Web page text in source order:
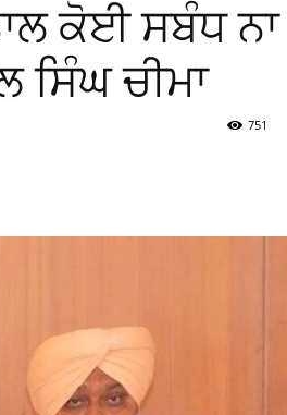
ਕੋਈ ਸਬੰਧ ਨਾ
ਸਿੰਘ ਚੀਮਾ
751